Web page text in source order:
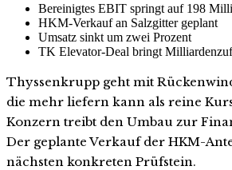
Bereinigtes EBIT springt auf 198
HKM-Verkauf an Salzgitter geplant
Umsatz sinkt um zwei Prozent
TK Elevator-Deal bringt
Thyssenkrupp geht mit
die mehr liefern kann als reine
Konzern treibt den Umbau zur
Der geplante Verkauf der HKM-
nächsten konkreten Prüfstein.